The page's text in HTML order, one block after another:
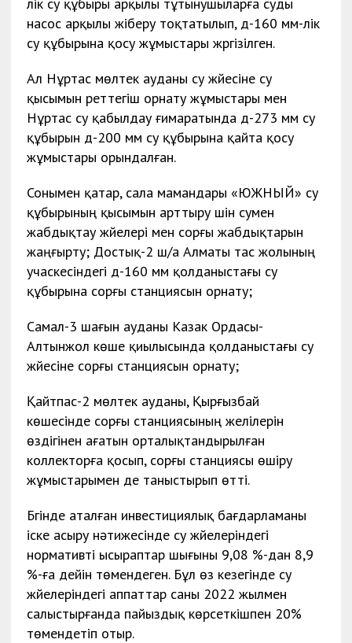
насос арқылы жіберу тоқтатылып, д-160 мм-лік
су құбырына қосу жұмыстары жүргізілген.
Ал Нұртас мөлтек ауданы су жүйесіне су
қысымын реттегіш орнату жұмыстары мен
Нұртас су қабылдау ғимаратында д-273 мм су
құбырын д-200 мм су құбырына қайта қосу
жұмыстары орындалған.
Сонымен қатар, сала мамандары «ЮЖНЫЙ» су
құбырының қысымын арттыру үшін сумен
жабдықтау жүйелері мен сорғы жабдықтарын
жаңғырту; Достық-2 ш/а Алматы тас жолының
учаскесіндегі д-160 мм қолданыстағы су
құбырына сорғы станциясын орнату;
Самал-3 шағын ауданы Казак Ордасы-
Алтынжол көше қиылысында қолданыстағы су
жүйесіне сорғы станциясын орнату;
Қайтпас-2 мөлтек ауданы, Қырғызбай
көшесінде сорғы станциясының желілерін
өздігінен ағатын орталықтандырылған
коллекторға қосып, сорғы станциясы өшіру
жұмыстарымен де таныстырып өтті.
Бүгінде аталған инвестициялық бағдарламаны
іске асыру нәтижесінде су жүйелеріндегі
нормативті ысыраптар шығыны 9,08 %-дан 8,9
%-ға дейін төмендеген. Бұл өз кезегінде су
жүйелеріндегі аппаттар саны 2022 жылмен
салыстырғанда пайыздық көрсеткішпен 20%
төмендетіп отыр.